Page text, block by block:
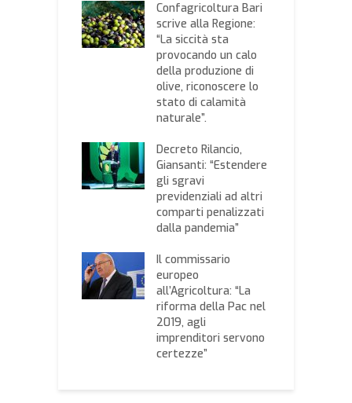
Confagricoltura Bari
scrive alla Regione:
“La siccità sta
provocando un calo
della produzione di
olive, riconoscere lo
stato di calamità
naturale”.
Decreto Rilancio,
Giansanti: “Estendere
gli sgravi
previdenziali ad altri
comparti penalizzati
dalla pandemia”
Il commissario
europeo
all’Agricoltura: “La
riforma della Pac nel
2019, agli
imprenditori servono
certezze”